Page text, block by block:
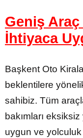
Geniş
İhtiyaca
Başkent Oto
beklentilere
sahibiz. Tüm
bakımları
uygun ve